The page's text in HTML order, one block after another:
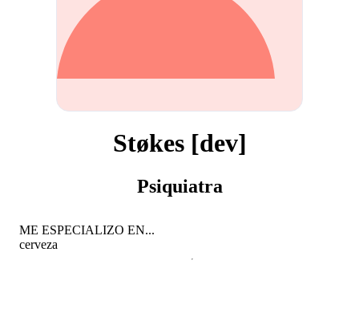
Støkes [dev]
Psiquiatra
ME ESPECIALIZO EN...
cerveza